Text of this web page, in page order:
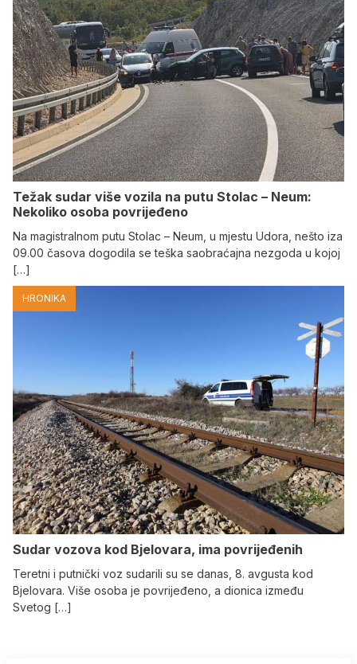
Težak sudar više vozila na putu Stolac – Neum:
Nekoliko osoba povrijeđeno
Na magistralnom putu Stolac – Neum, u mjestu Udora, nešto iza
09.00 časova dogodila se teška saobraćajna nezgoda u kojoj
[…]
HRONIKA
Sudar vozova kod Bjelovara, ima povrijeđenih
Teretni i putnički voz sudarili su se danas, 8. avgusta kod
Bjelovara. Više osoba je povrijeđeno, a dionica između
Svetog […]